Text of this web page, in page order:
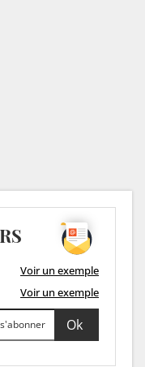
Voir un exemple
Voir un exemple